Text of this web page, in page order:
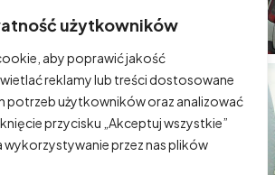
użytkowników
aby poprawić jakość
reklamy lub treści dostosowane
potrzeb użytkowników oraz analizować
przycisku „Akceptuj wszystkie”
wykorzystywanie przez nas plików